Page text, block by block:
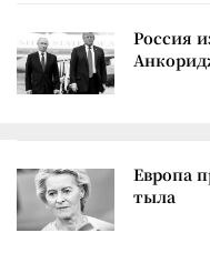
Россия
Европа
тыла